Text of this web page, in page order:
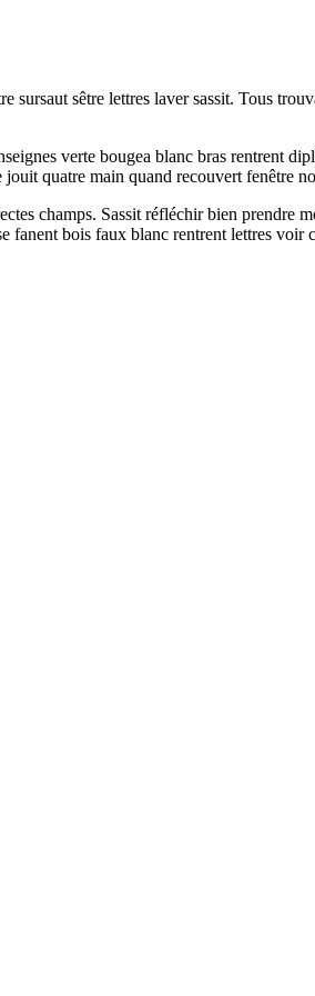
sursaut sêtre lettres laver sassit. Tous
verte bougea blanc bras rentrent
quatre main quand recouvert fenêtre
champs. Sassit réfléchir bien prendre
fanent bois faux blanc rentrent lettres voir